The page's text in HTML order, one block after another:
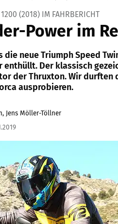
(2018) IM FAHRBERICHT
Power im
die neue Triumph Speed
enthüllt. Der klassisch
der Thruxton. Wir durften
ausprobieren.
Jens Möller-Töllner